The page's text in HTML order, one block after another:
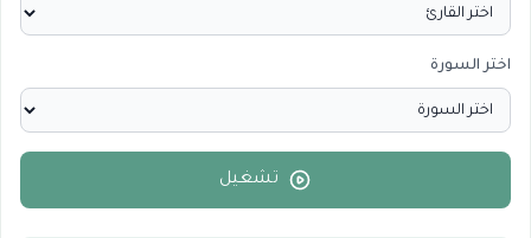
الدروس والخطب
الأقسام التقنية للكمبيوتر والنترنت 0
اختر السورة
تشغيل